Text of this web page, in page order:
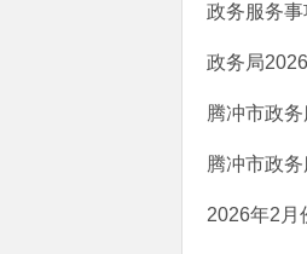
政务服务
政务局
腾冲市政
腾冲市政
2026年2月